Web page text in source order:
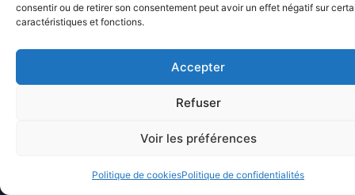
consentir ou de retirer son consentement peut avoir un effet négatif sur
caractéristiques et fonctions.
Accepter
Refuser
Voir les préférences
Politique de cookiesPolitique de confidentialités
Les bateaux participants à la Croisière du solstice 2026 de retour
à Toulon ? Pas vraiment, puisque deux d’entre eux, Chesapeake et
Mahon pour Alghero (Sardaigne), avant de revenir vers
Castesardo et de rentrer par la Corse, alors que Celtic Legend a
poursuivre vers la Sicile. Ce sont cette année quatorze bateaux qui
l’abandon de deux autres pour raisons